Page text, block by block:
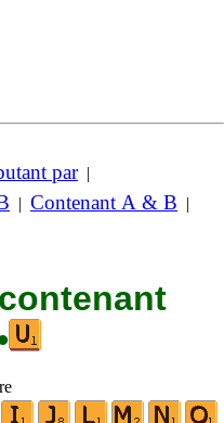
par|
| Contenant A & B |